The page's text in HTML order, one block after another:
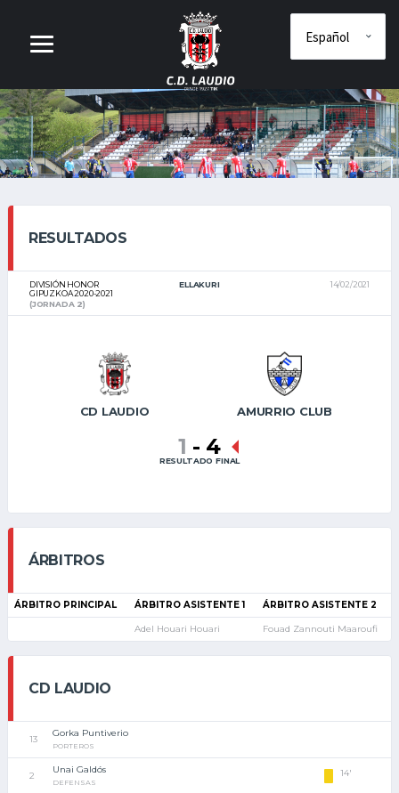
RESULTADOS
DIVISIÓN HONOR
GIPUZKOA 2020-2021
ELLAKURI
14/02/2021
(JORNADA 2)
CD LAUDIO AMURRIO CLUB
1 - 4
RESULTADO FINAL
ÁRBITROS
ÁRBITRO PRINCIPAL ÁRBITRO ASISTENTE 1 ÁRBITRO ASISTENTE 2
Adel Houari Houari Fouad Zannouti Maaroufi
CD LAUDIO
13
Gorka Puntiverio
PORTEROS
2
Unai Galdós
DEFENSAS
14'